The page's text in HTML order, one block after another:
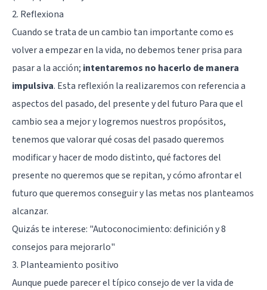
2. Reflexiona
Cuando se trata de un cambio tan importante como es
volver a empezar en la vida, no debemos tener prisa para
pasar a la acción; intentaremos no hacerlo de manera
impulsiva. Esta reflexión la realizaremos con referencia a
aspectos del pasado, del presente y del futuro Para que el
cambio sea a mejor y logremos nuestros propósitos,
tenemos que valorar qué cosas del pasado queremos
modificar y hacer de modo distinto, qué factores del
presente no queremos que se repitan, y cómo afrontar el
futuro que queremos conseguir y las metas nos planteamos
alcanzar.
Quizás te interese: "Autoconocimiento: definición y 8
consejos para mejorarlo"
3. Planteamiento positivo
Aunque puede parecer el típico consejo de ver la vida de